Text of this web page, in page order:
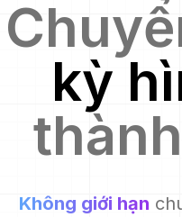
kỳ
thành
Không giới hạn